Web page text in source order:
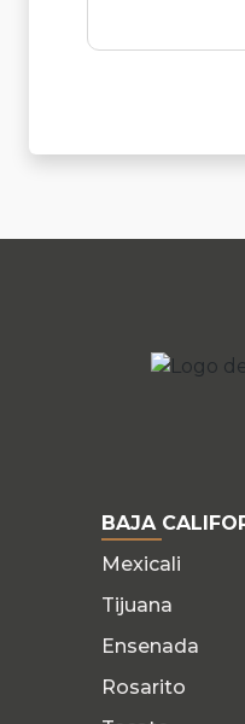
BAJA
Mexicali
Tijuana
Ensenada
Rosarito